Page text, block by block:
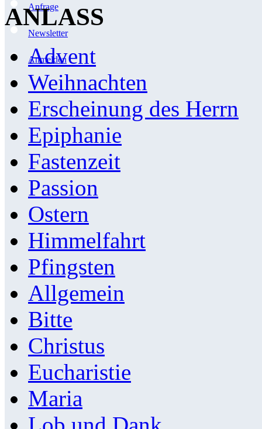
Anfrage
Newsletter
Anmelden
ANLASS
Advent
Weihnachten
Erscheinung des Herrn
Epiphanie
Fastenzeit
Passion
Ostern
Himmelfahrt
Pfingsten
Allgemein
Bitte
Christus
Eucharistie
Maria